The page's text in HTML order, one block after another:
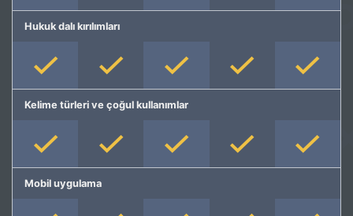
Hukuk dalı kırılımları
Kelime türleri ve çoğul kullanımlar
Mobil uygulama